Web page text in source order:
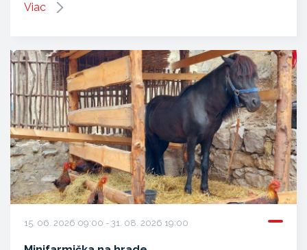
Viac
15. 06. 2026 09:00 - 31. 08. 2026 19:00